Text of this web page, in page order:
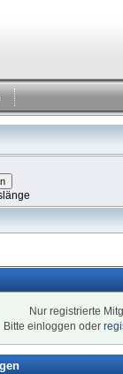
Nur registrierte
Bitte einloggen oder